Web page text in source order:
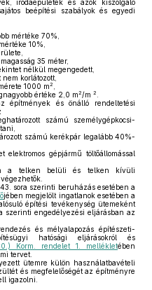
irodaépületek és azok kiszolgáló
beépítési szabályok és egyedi
mértéke 70%,
10%,
35 méter,
nélkül megengedett,
korlátozott,
1000 m2
értéke 2,0 m2/m 2
építmények és önálló rendeltetési
számú személygépkocsi-
számú kerékpár legalább 40%-
elektromos gépjármű töltőállomással
a telken belüli és telken kívüli
sora szerinti beruházás esetében a
jében megjelölt ingatlanok esetében a
építési tevékenység ütemeként
szerinti engedélyezési eljárásban az
és mélyalapozás építészeti-
hatósági eljárásokról és
Korm. rendelet 1. mellékletében
tervet.
ütemre külön használatbavételi
és megfelelőségét az építményre
igazolni.